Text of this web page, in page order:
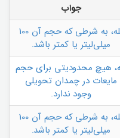
جواب
بله، به شرطی که حجم آن 100
میلی‌لیتر یا کمتر باشد.
هیچ محدودیتی برای حجم
مایعات در چمدان تحویلی
وجود ندارد.
بله، به شرطی که حجم آن 100
میلی‌لیتر یا کمتر باشد.